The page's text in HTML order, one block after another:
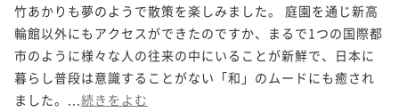
竹あかりも夢のようで散策を楽しみました。 庭園を通じ新高
輪館以外にもアクセスができたのですか、まるで1つの国際都
市のように様々な人の往来の中にいることが新鮮で、日本に
暮らし普段は意識することがない「和」のムードにも癒され
ました。... 続きをよむ